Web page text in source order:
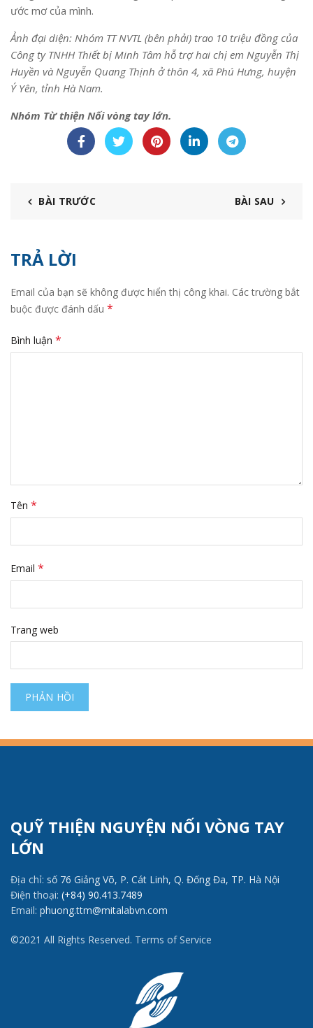
ước mơ của mình.
Ảnh đại diện: Nhóm TT NVTL (bên phải) trao 10 triệu đồng của
Công ty TNHH Thiết bị Minh Tâm hỗ trợ hai chị em Nguyễn Thị
Huyền và Nguyễn Quang Thịnh ở thôn 4, xã Phú Hưng, huyện
Ý Yên, tỉnh Hà Nam.
Nhóm Từ thiện Nối vòng tay lớn.
BÀI TRƯỚC BÀI SAU
TRẢ LỜI
Email của bạn sẽ không được hiển thị công khai. Các trường bắt
buộc được đánh dấu *
Bình luận *
Tên *
Email *
Trang web
QUỸ THIỆN NGUYỆN NỐI VÒNG TAY
LỚN
Địa chỉ: số 76 Giảng Võ, P. Cát Linh, Q. Đống Đa, TP. Hà Nội
Điện thoại: (+84) 90.413.7489
Email: phuong.ttm@mitalabvn.com
©2021 All Rights Reserved. Terms of Service